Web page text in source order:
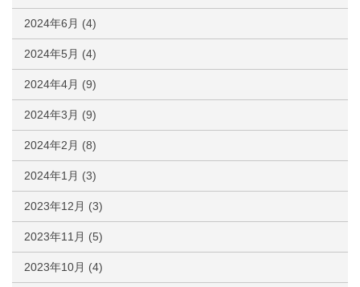
2024年6月 (4)
2024年5月 (4)
2024年4月 (9)
2024年3月 (9)
2024年2月 (8)
2024年1月 (3)
2023年12月 (3)
2023年11月 (5)
2023年10月 (4)